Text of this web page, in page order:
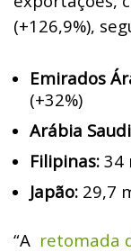
(+126,9%),
Emirados
(+32%)
Arábia
Filipinas: 34
Japão: 29,7
“A retomada